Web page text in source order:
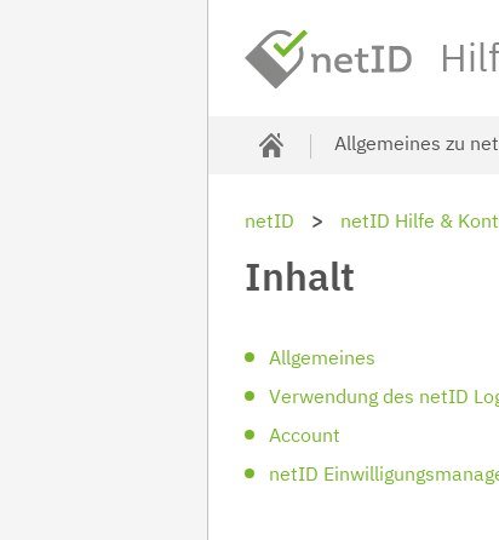
Allgemeines zu
netID netID Hilfe &
Inhalt
Allgemeines
Verwendung des netID
Account
netID